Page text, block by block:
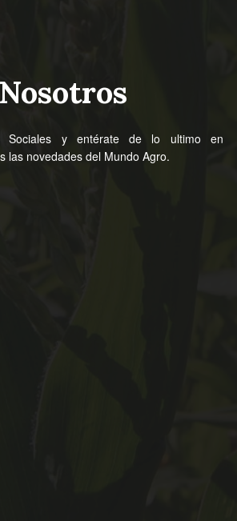
Sociales y entérate de lo ultimo en
las novedades del Mundo Agro.